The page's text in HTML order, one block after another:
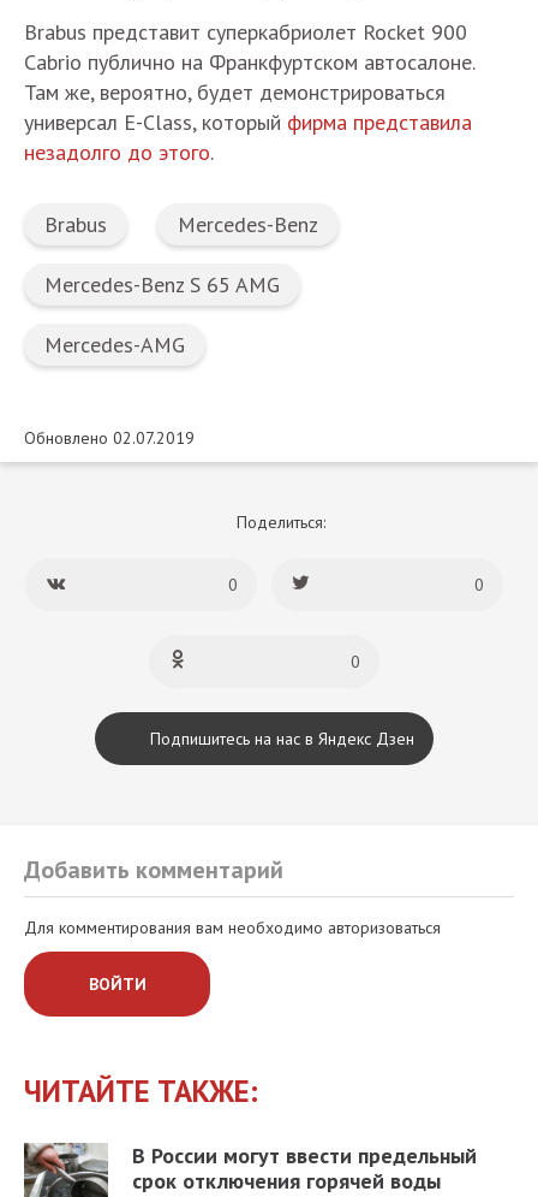
Brabus представит суперкабриолет Rocket 900
Cabrio публично на Франкфуртском автосалоне.
Там же, вероятно, будет демонстрироваться
универсал E-Class, который фирма представила
незадолго до этого.
Brabus Mercedes-Benz
Mercedes-Benz S 65 AMG
Mercedes-AMG
Обновлено 02.07.2019
Поделиться:
0 0
0
Подпишитесь на нас в Яндекс Дзен
Добавить комментарий
Для комментирования вам необходимо авторизоваться
ВОЙТИ
ЧИТАЙТЕ ТАКЖЕ:
В России могут ввести предельный
срок отключения горячей воды